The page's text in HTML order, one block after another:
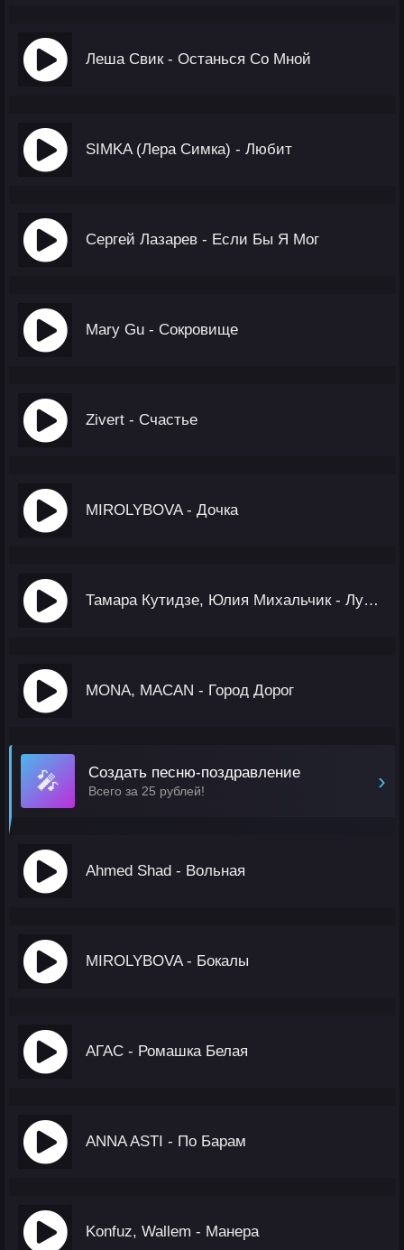
Леша Свик - Останься Со Мной
SIMKA (Лера Симка) - Любит
Сергей Лазарев - Если Бы Я Мог
Mary Gu - Сокровище
Zivert - Счастье
MIROLYBOVA - Дочка
Тамара Кутидзе, Юлия Михальчик - Лучшие Подруги
MONA, MACAN - Город Дорог
🎤 Создать песню-поздравление
Всего за 25 рублей! ›
Ahmed Shad - Вольная
MIROLYBOVA - Бокалы
АГАС - Ромашка Белая
ANNA ASTI - По Барам
Konfuz, Wallem - Манера